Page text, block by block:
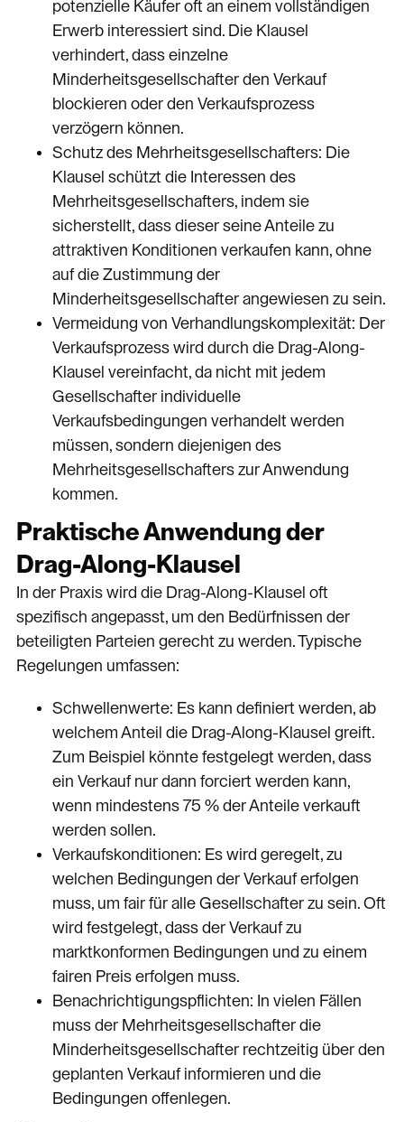
potenzielle Käufer oft an einem vollständigen
Erwerb interessiert sind. Die Klausel
verhindert, dass einzelne
Minderheitsgesellschafter den Verkauf
blockieren oder den Verkaufsprozess
verzögern können.
Schutz des Mehrheitsgesellschafters: Die
Klausel schützt die Interessen des
Mehrheitsgesellschafters, indem sie
sicherstellt, dass dieser seine Anteile zu
attraktiven Konditionen verkaufen kann, ohne
auf die Zustimmung der
Minderheitsgesellschafter angewiesen zu sein.
Vermeidung von Verhandlungskomplexität: Der
Verkaufsprozess wird durch die Drag-Along-
Klausel vereinfacht, da nicht mit jedem
Gesellschafter individuelle
Verkaufsbedingungen verhandelt werden
müssen, sondern diejenigen des
Mehrheitsgesellschafters zur Anwendung
kommen.
Praktische Anwendung der
Drag-Along-Klausel
In der Praxis wird die Drag-Along-Klausel oft
spezifisch angepasst, um den Bedürfnissen der
beteiligten Parteien gerecht zu werden. Typische
Regelungen umfassen:
Schwellenwerte: Es kann definiert werden, ab
welchem Anteil die Drag-Along-Klausel greift.
Zum Beispiel könnte festgelegt werden, dass
ein Verkauf nur dann forciert werden kann,
wenn mindestens 75 % der Anteile verkauft
werden sollen.
Verkaufskonditionen: Es wird geregelt, zu
welchen Bedingungen der Verkauf erfolgen
muss, um fair für alle Gesellschafter zu sein. Oft
wird festgelegt, dass der Verkauf zu
marktkonformen Bedingungen und zu einem
fairen Preis erfolgen muss.
Benachrichtigungspflichten: In vielen Fällen
muss der Mehrheitsgesellschafter die
Minderheitsgesellschafter rechtzeitig über den
geplanten Verkauf informieren und die
Bedingungen offenlegen.